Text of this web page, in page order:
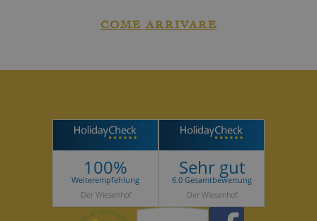
COME ARRIVARE
100%
Weiterempfehlung
Der Wiesenhof
Sehr gut
6.0 Gesamtbewertung
Der Wiesenhof